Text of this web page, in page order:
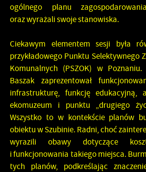
ogólnego planu
oraz wyrażali swoje stanowiska.
Ciekawym elementem sesji była
przykładowego Punktu Selektywnego
Komunalnych (PSZOK) w
Baszak zaprezentował
infrastrukturę, funkcję
ekomuzeum i punktu „drugiego
Wszystko to w kontekście planów
obiektu w Szubinie. Radni, choć
wyrazili obawy dotyczące
i funkcjonowania takiego miejsca.
tych planów, podkreślając